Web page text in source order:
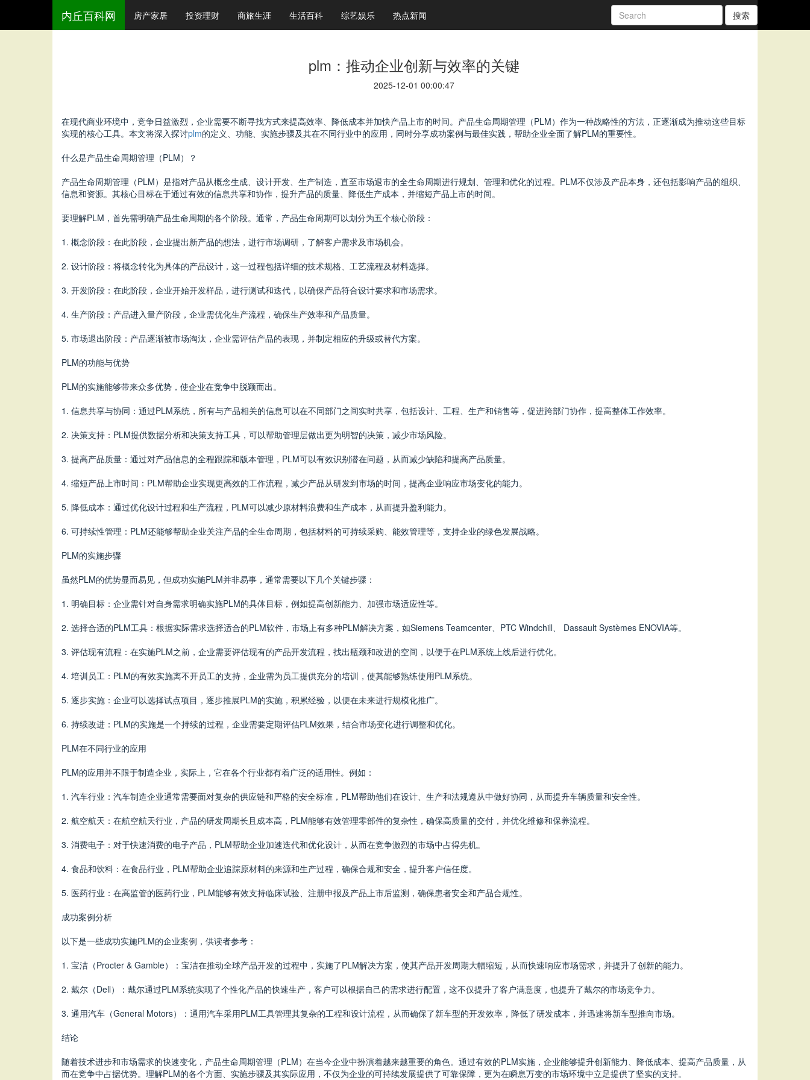
内丘百科网 房产家居 投资理财 商旅生涯 生活百科 综艺娱乐 热点新闻 搜索
plm：推动企业创新与效率的关键
2025-12-01 00:00:47
在现代商业环境中，竞争日益激烈，企业需要不断寻找方式来提高效率、降低成本并加快产品上市的时间。产品生命周期管理（PLM）作为一种战略性的方法，正逐渐成为推动这些目标
实现的核心工具。本文将深入探讨plm的定义、功能、实施步骤及其在不同行业中的应用，同时分享成功案例与最佳实践，帮助企业全面了解PLM的重要性。
什么是产品生命周期管理（PLM）？
产品生命周期管理（PLM）是指对产品从概念生成、设计开发、生产制造，直至市场退市的全生命周期进行规划、管理和优化的过程。PLM不仅涉及产品本身，还包括影响产品的组织、
信息和资源。其核心目标在于通过有效的信息共享和协作，提升产品的质量、降低生产成本，并缩短产品上市的时间。
要理解PLM，首先需明确产品生命周期的各个阶段。通常，产品生命周期可以划分为五个核心阶段：
1. 概念阶段：在此阶段，企业提出新产品的想法，进行市场调研，了解客户需求及市场机会。
2. 设计阶段：将概念转化为具体的产品设计，这一过程包括详细的技术规格、工艺流程及材料选择。
3. 开发阶段：在此阶段，企业开始开发样品，进行测试和迭代，以确保产品符合设计要求和市场需求。
4. 生产阶段：产品进入量产阶段，企业需优化生产流程，确保生产效率和产品质量。
5. 市场退出阶段：产品逐渐被市场淘汰，企业需评估产品的表现，并制定相应的升级或替代方案。
PLM的功能与优势
PLM的实施能够带来众多优势，使企业在竞争中脱颖而出。
1. 信息共享与协同：通过PLM系统，所有与产品相关的信息可以在不同部门之间实时共享，包括设计、工程、生产和销售等，促进跨部门协作，提高整体工作效率。
2. 决策支持：PLM提供数据分析和决策支持工具，可以帮助管理层做出更为明智的决策，减少市场风险。
3. 提高产品质量：通过对产品信息的全程跟踪和版本管理，PLM可以有效识别潜在问题，从而减少缺陷和提高产品质量。
4. 缩短产品上市时间：PLM帮助企业实现更高效的工作流程，减少产品从研发到市场的时间，提高企业响应市场变化的能力。
5. 降低成本：通过优化设计过程和生产流程，PLM可以减少原材料浪费和生产成本，从而提升盈利能力。
6. 可持续性管理：PLM还能够帮助企业关注产品的全生命周期，包括材料的可持续采购、能效管理等，支持企业的绿色发展战略。
PLM的实施步骤
虽然PLM的优势显而易见，但成功实施PLM并非易事，通常需要以下几个关键步骤：
1. 明确目标：企业需针对自身需求明确实施PLM的具体目标，例如提高创新能力、加强市场适应性等。
2. 选择合适的PLM工具：根据实际需求选择适合的PLM软件，市场上有多种PLM解决方案，如Siemens Teamcenter、PTC Windchill、 Dassault Systèmes ENOVIA等。
3. 评估现有流程：在实施PLM之前，企业需要评估现有的产品开发流程，找出瓶颈和改进的空间，以便于在PLM系统上线后进行优化。
4. 培训员工：PLM的有效实施离不开员工的支持，企业需为员工提供充分的培训，使其能够熟练使用PLM系统。
5. 逐步实施：企业可以选择试点项目，逐步推展PLM的实施，积累经验，以便在未来进行规模化推广。
6. 持续改进：PLM的实施是一个持续的过程，企业需要定期评估PLM效果，结合市场变化进行调整和优化。
PLM在不同行业的应用
PLM的应用并不限于制造企业，实际上，它在各个行业都有着广泛的适用性。例如：
1. 汽车行业：汽车制造企业通常需要面对复杂的供应链和严格的安全标准，PLM帮助他们在设计、生产和法规遵从中做好协同，从而提升车辆质量和安全性。
2. 航空航天：在航空航天行业，产品的研发周期长且成本高，PLM能够有效管理零部件的复杂性，确保高质量的交付，并优化维修和保养流程。
3. 消费电子：对于快速消费的电子产品，PLM帮助企业加速迭代和优化设计，从而在竞争激烈的市场中占得先机。
4. 食品和饮料：在食品行业，PLM帮助企业追踪原材料的来源和生产过程，确保合规和安全，提升客户信任度。
5. 医药行业：在高监管的医药行业，PLM能够有效支持临床试验、注册申报及产品上市后监测，确保患者安全和产品合规性。
成功案例分析
以下是一些成功实施PLM的企业案例，供读者参考：
1. 宝洁（Procter & Gamble）：宝洁在推动全球产品开发的过程中，实施了PLM解决方案，使其产品开发周期大幅缩短，从而快速响应市场需求，并提升了创新的能力。
2. 戴尔（Dell）：戴尔通过PLM系统实现了个性化产品的快速生产，客户可以根据自己的需求进行配置，这不仅提升了客户满意度，也提升了戴尔的市场竞争力。
3. 通用汽车（General Motors）：通用汽车采用PLM工具管理其复杂的工程和设计流程，从而确保了新车型的开发效率，降低了研发成本，并迅速将新车型推向市场。
结论
随着技术进步和市场需求的快速变化，产品生命周期管理（PLM）在当今企业中扮演着越来越重要的角色。通过有效的PLM实施，企业能够提升创新能力、降低成本、提高产品质量，从
而在竞争中占据优势。理解PLM的各个方面、实施步骤及其实际应用，不仅为企业的可持续发展提供了可靠保障，更为在瞬息万变的市场环境中立足提供了坚实的支持。